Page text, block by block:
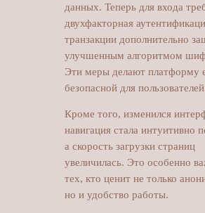
данных. Теперь для входа
двухфакторная
транзакции дополнительно
улучшенным алгоритмом
Эти меры делают платформу
безопасной для
Кроме того, изменился
навигация стала интуитивно
а скорость загрузки страниц
увеличилась. Это особенно
тех, кто ценит не только
но и удобство работы.